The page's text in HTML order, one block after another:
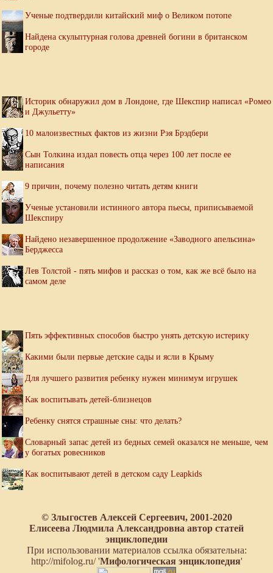
Ученые подтвердили китайский миф о Великом потопе
Найдена скульптурная голова древней богини в британском
городе
Историк обнаружил дом в Лондоне, где Шекспир написал «Ромео
и Джульетту»
10 малоизвестных фактов из жизни Рэя Брэдбери
Сын Толкина издал повесть отца через 100 лет после ее
написания
9 причин, почему полезно читать детям книги
Ученые установили истинного автора пьесы, приписываемой
Шекспиру
Найдено незавершенное продолжение «Заводного апельсина»
Берджесса
Лев Толстой - пять мифов и рассказ о том, как же всё было на
самом деле
Пять эффективных способов быстро унять детскую истерику
Какими были первые детские сады и ясли в Крыму
Для лучшего развития ребенку нужен минимум игрушек
Как воспитывать детей-близнецов
Ребенку снятся страшные сны: что делать?
Словарный запас детей из бедных семей оказался не меньше, чем
у богатых ровесников
Как воспитывают детей в детском саду Leapkids
© Злыгостев Алексей Сергеевич, 2001-2020
Елисеева Людмила Александровна автор статей
энциклопедии
При использовании материалов ссылка обязательна:
http://mifolog.ru/ 'Мифологическая энциклопедия'